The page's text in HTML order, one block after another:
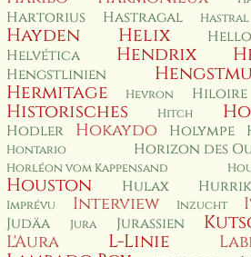
Hartorius Hastragal Hastral
Hayden Helix
Helvética Hendrix
Hengstlinien
Hermitage Hevron Hiloire
Historisches Hitch
Hodler Hokaydo Holympe
Hontario
Horizon des
Horléon vom Kappensand
Houston Hulax
Imprévu Interview Inzucht
Judäa Jura Jurassien
L'Aura
L-Linie